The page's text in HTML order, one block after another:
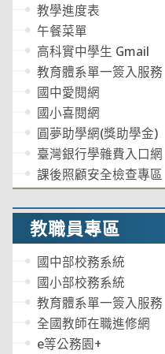
教學進度表
午餐菜單
高科實中學生 Gmail
教育體系單一簽入服務
國中愛閱網
國小喜閱網
圓夢助學網(獎助學金)
臺灣銀行學雜費入口網
課後照顧安全檢查專區
教職員專區
國中部校務系統
國小部校務系統
教育體系單一簽入服務
全國教師在職進修網
e等公務園+